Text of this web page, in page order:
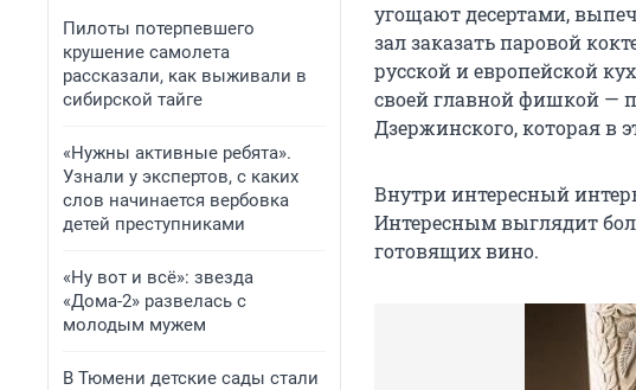
Пилоты потерпевшего
крушение самолета
рассказали, как выживали в
сибирской тайге
«Нужны активные ребята».
Узнали у экспертов, с каких
слов начинается вербовка
детей преступниками
«Ну вот и всё»: звезда
«Дома-2» развелась с
молодым мужем
В Тюмени детские сады стали
угощают десертами,
зал заказать паровой
русской и европейской
своей главной фишкой —
Дзержинского, которая в
Внутри интересный
Интересным выглядит
готовящих вино.